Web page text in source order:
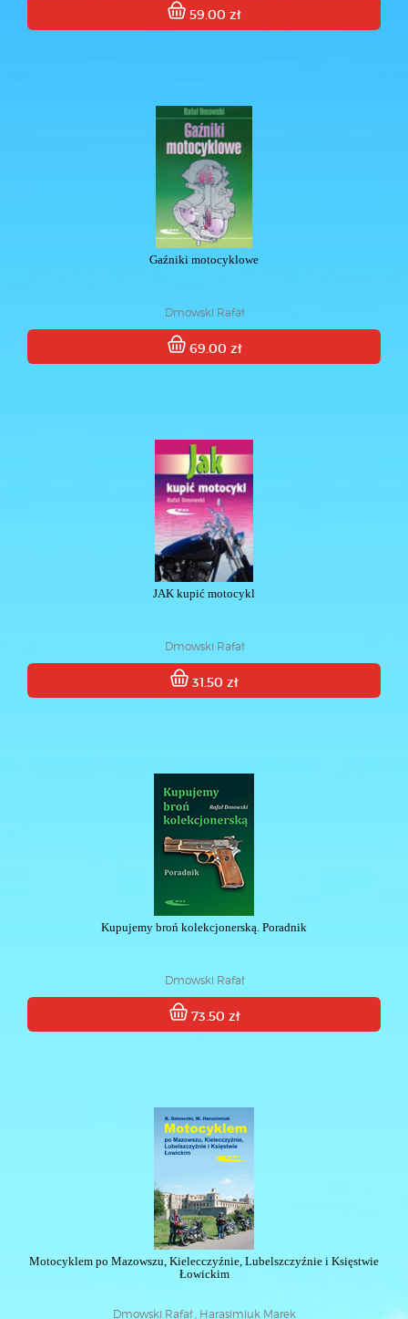
59.00 zł
Gaźniki motocyklowe
Dmowski Rafał
69.00 zł
JAK kupić motocykl
Dmowski Rafał
31.50 zł
Kupujemy broń kolekcjonerską. Poradnik
Dmowski Rafał
73.50 zł
Motocyklem po Mazowszu, Kielecczyźnie, Lubelszczyźnie i Księstwie
Łowickim
Dmowski Rafał , Harasimiuk Marek